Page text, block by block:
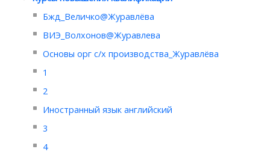
Бжд_Величко@Журавлёва
ВИЭ_Волхонов@Журавлева
Основы орг с/х производства_Журавлёва
1
2
Иностранный язык английский
3
4